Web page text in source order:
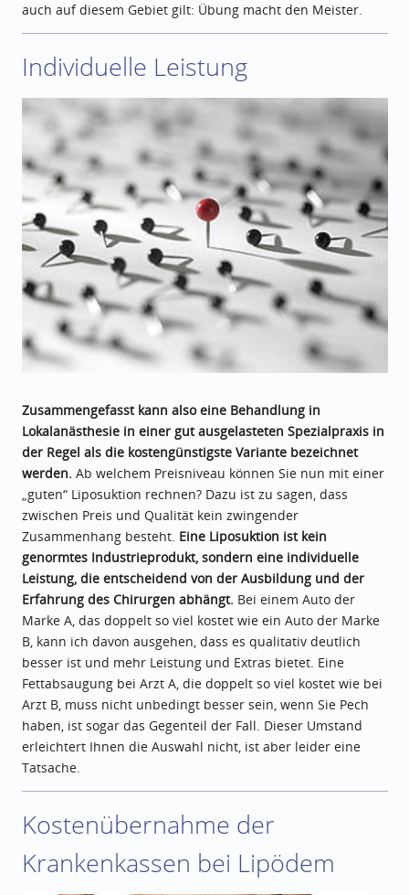
auch auf diesem Gebiet gilt: Übung macht den Meister.
Individuelle Leistung
Zusammengefasst kann also eine Behandlung in
Lokalanästhesie in einer gut ausgelasteten Spezialpraxis in
der Regel als die kostengünstigste Variante bezeichnet
werden.Ab welchem Preisniveau können Sie nun mit einer
„guten“ Liposuktion rechnen? Dazu ist zu sagen, dass
zwischen Preis und Qualität kein zwingender
Zusammenhang besteht. Eine Liposuktion ist kein
genormtes Industrieprodukt, sondern eine individuelle
Leistung, die entscheidend von der Ausbildung und der
Erfahrung des Chirurgen abhängt.Bei einem Auto der
Marke A, das doppelt so viel kostet wie ein Auto der Marke
B, kann ich davon ausgehen, dass es qualitativ deutlich
besser ist und mehr Leistung und Extras bietet. Eine
Fettabsaugung bei Arzt A, die doppelt so viel kostet wie bei
Arzt B, muss nicht unbedingt besser sein, wenn Sie Pech
haben, ist sogar das Gegenteil der Fall. Dieser Umstand
erleichtert Ihnen die Auswahl nicht, ist aber leider eine
Tatsache.
Kostenübernahme der
Krankenkassen bei Lipödem